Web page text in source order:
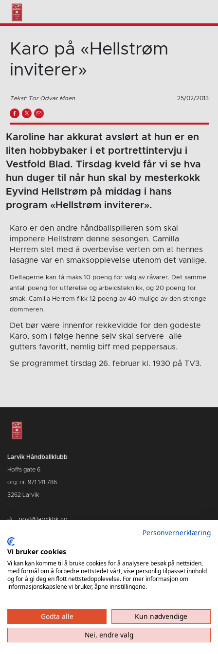
Karo på «Hellstrøm
inviterer»
Tekst: Tor Odvar Moen 25/02/2013
Karoline har akkurat avslørt at hun er en
liten hobbybaker i et portrettintervju i
Vestfold Blad. Tirsdag kveld får vi se hva
hun duger til når hun skal by mesterkokk
Eyvind Hellstrøm på middag i hans
program «Hellstrøm inviterer».
Karo er den andre håndballspilleren som skal
imponere Hellstrøm denne sesongen. Camilla
Herrem slet med å overbevise verten om at hennes
lasagne var en smaksopplevelse utenom det vanlige.
Deltagerne kan få maks 10 poeng for valg av råvarer. Det samme
antall poeng for utførelse og arbeidsteknikk, og 20 poeng for
smak. Camilla Herrem fikk 12 poeng av 40 mulige av den strenge
dommeren.
Det bør være innenfor rekkevidde for den godeste
Karo, som i følge henne selv skal servere alle
gutters favoritt, nemlig biff med peppersaus.
Se programmet tirsdag 26. februar kl. 1930 på TV3.
Larvik Håndballklubb
Hoffs gate 6
org. nr. 971 141 786
3262 Larvik
post@larvikhk.no
Personvernerklæring
Vi bruker cookies
Vi kan kan komme til å bruke cookies for å analysere besøk på nettsiden,
med formål om å forbedre nettstedet vårt, vise personlig tilpasset innhold
og for å gi deg en flott nettstedopplevelse. For mer informasjon om
informasjonskapslene vi bruker, åpne innstillingene.
Godta alle
Kun nødvendige
Nei, endre valg